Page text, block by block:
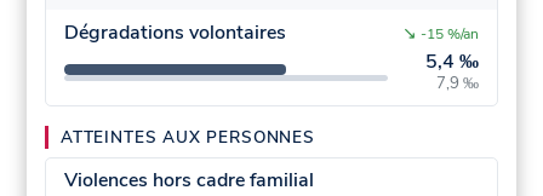
Dégradations volontaires
5,4 ‰
7,9 ‰
↘ -15 %/an
ATTEINTES AUX PERSONNES
Violences hors cadre familial